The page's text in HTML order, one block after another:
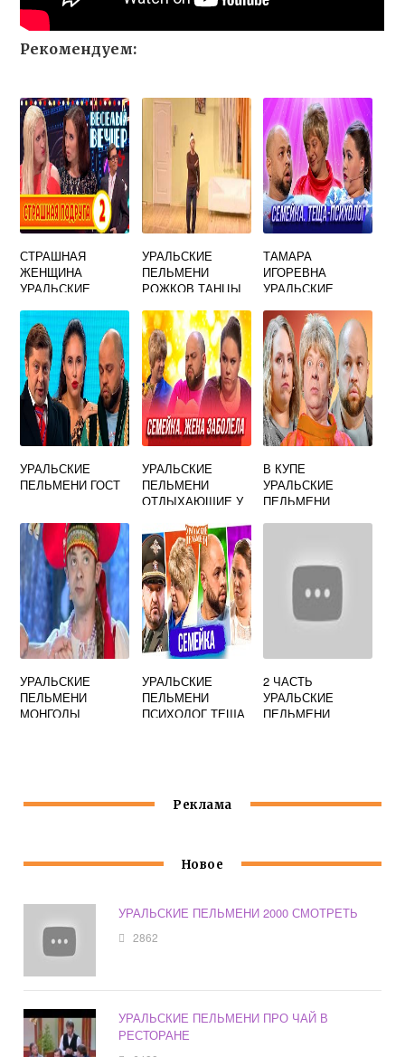
Рекомендуем:
СТРАШНАЯ
ЖЕНЩИНА
УРАЛЬСКИЕ
УРАЛЬСКИЕ
ПЕЛЬМЕНИ
РОЖКОВ ТАНЦЫ
ТАМАРА
ИГОРЕВНА
УРАЛЬСКИЕ
САНАТОРИЙ
УРАЛЬСКИЕ
ПЕЛЬМЕНИ ГОСТ
УРАЛЬСКИЕ
ПЕЛЬМЕНИ
ОТДЫХАЮЩИЕ У
В КУПЕ
УРАЛЬСКИЕ
ПЕЛЬМЕНИ
УРАЛЬСКИЕ
ПЕЛЬМЕНИ
МОНГОЛЫ
УРАЛЬСКИЕ
ПЕЛЬМЕНИ
ПСИХОЛОГ ТЕЩА
2 ЧАСТЬ
УРАЛЬСКИЕ
ПЕЛЬМЕНИ
Реклама
Новое
УРАЛЬСКИЕ ПЕЛЬМЕНИ 2000 СМОТРЕТЬ
2862
УРАЛЬСКИЕ ПЕЛЬМЕНИ ПРО ЧАЙ В
РЕСТОРАНЕ